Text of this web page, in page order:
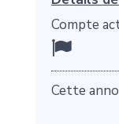
Compte
Cette